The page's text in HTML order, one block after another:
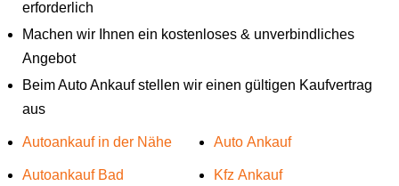
erforderlich
Machen wir Ihnen ein kostenloses & unverbindliches
Angebot
Beim Auto Ankauf stellen wir einen gültigen Kaufvertrag
aus
Autoankauf in der Nähe
Autoankauf Bad
Auto Ankauf
Kfz Ankauf